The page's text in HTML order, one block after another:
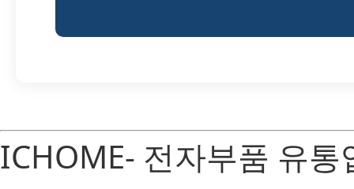
ICHOME- 전자부품 유